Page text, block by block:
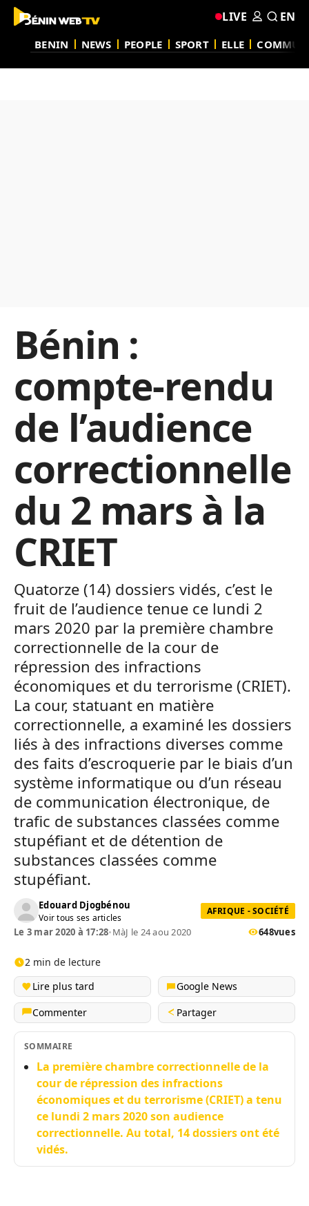
BENIN NEWS PEOPLE SPORT ELLE
LIVE EN
Bénin :
compte-rendu
de l’audience
correctionnelle
du 2 mars à la
CRIET
Quatorze (14) dossiers vidés, c’est le
fruit de l’audience tenue ce lundi 2
mars 2020 par la première chambre
correctionnelle de la cour de
répression des infractions
économiques et du terrorisme (CRIET).
La cour, statuant en matière
correctionnelle, a examiné les dossiers
liés à des infractions diverses comme
des faits d’escroquerie par le biais d’un
système informatique ou d’un réseau
de communication électronique, de
trafic de substances classées comme
stupéfiant et de détention de
substances classées comme
stupéfiant.
Edouard Djogbénou
Voir tous ses articles
AFRIQUE - SOCIÉTÉ
Le 3 mar 2020 à 17:28•MàJ le 24 aou 2020 648vues
2 min de lecture
Lire plus tard
Google News
Commenter
Partager
SOMMAIRE
La première chambre correctionnelle de la
cour de répression des infractions
économiques et du terrorisme (CRIET) a tenu
ce lundi 2 mars 2020 son audience
correctionnelle. Au total, 14 dossiers ont été
vidés.